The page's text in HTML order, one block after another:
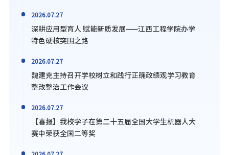
2026.07.27
深耕应用型育人 赋能新质发展——江西工程学院办学
特色硬核突围之路
2026.07.27
魏建克主持召开学校树立和践行正确政绩观学习教育
整改整治工作会议
2026.07.27
【喜报】我校学子在第二十五届全国大学生机器人大
赛中荣获全国二等奖